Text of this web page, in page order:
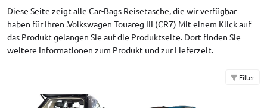
Diese Seite zeigt alle Car-Bags Reisetasche, die wir verfügbar
haben für Ihren .Volkswagen Touareg III (CR7) Mit einem Klick auf
das Produkt gelangen Sie auf die Produktseite. Dort finden Sie
weitere Informationen zum Produkt und zur Lieferzeit.
Filter